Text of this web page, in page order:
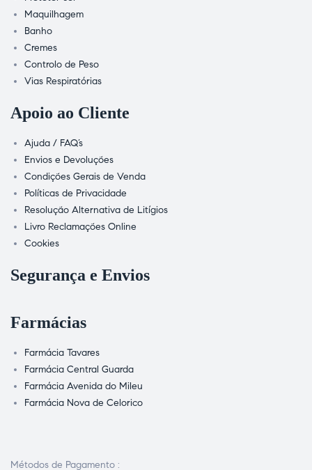
Maquilhagem
Banho
Cremes
Controlo de Peso
Vias Respiratórias
Apoio ao Cliente
Ajuda / FAQ’s
Envios e Devoluções
Condições Gerais de Venda
Políticas de Privacidade
Resolução Alternativa de Litígios
Livro Reclamações Online
Cookies
Segurança e Envios
Farmácias
Farmácia Tavares
Farmácia Central Guarda
Farmácia Avenida do Mileu
Farmácia Nova de Celorico
Métodos de Pagamento :